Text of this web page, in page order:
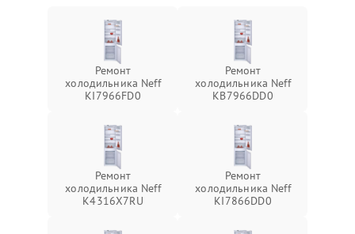
Ремонт
холодильника Neff
KI7966FD0
Ремонт
холодильника Neff
KB7966DD0
Ремонт
холодильника Neff
K4316X7RU
Ремонт
холодильника Neff
KI7866DD0